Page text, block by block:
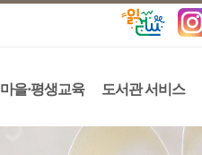
마을·평생교육 도서관 서비스